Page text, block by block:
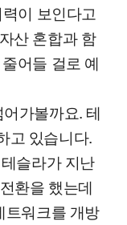
이 보인다고
산 혼합과 함
어들 걸로 예
가볼까요. 테
고 있습니다.
슬라가 지난
환을 했는데
트워크를 개방